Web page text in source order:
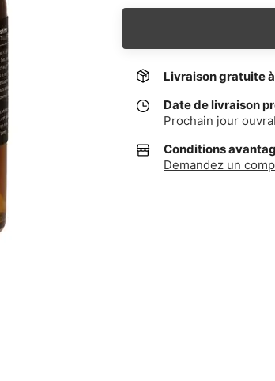
Livraison gratuite
Date de livraison
Prochain jour
Conditions
Demandez un